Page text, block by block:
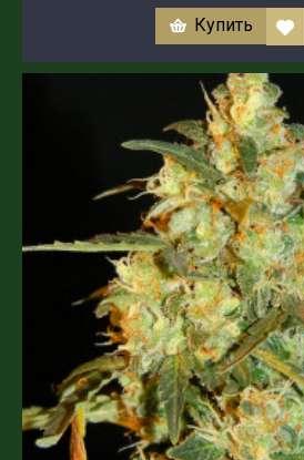
Купить